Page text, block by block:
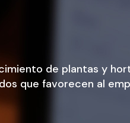
de plantas y
que favorecen al